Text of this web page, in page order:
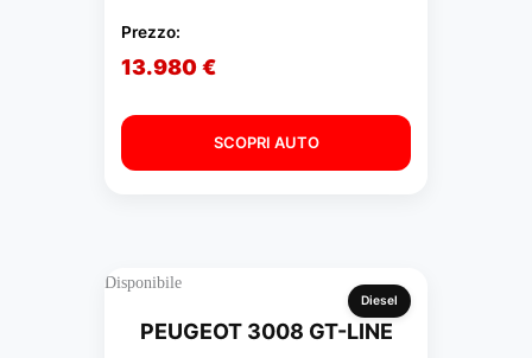
Prezzo:
13.980 €
SCOPRI AUTO
Diesel
Disponibile
PEUGEOT 3008 GT-LINE